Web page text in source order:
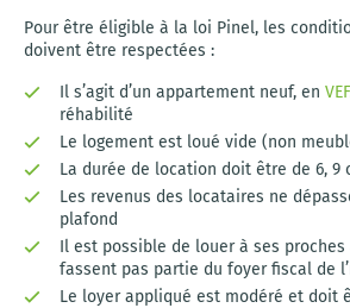
Pour être éligible à la loi Pinel, les
doivent être respectées :
Il s’agit d’un appartement neuf, en
réhabilité
Le logement est loué vide (non
La durée de location doit être de 6, 9
Les revenus des locataires ne
plafond
Il est possible de louer à ses proches
fassent pas partie du foyer fiscal de
Le loyer appliqué est modéré et doit